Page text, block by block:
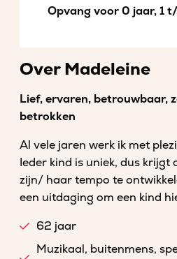
Opvang voor 0 jaar, 1
Over Madeleine
Lief, ervaren, betrouwbaar,
betrokken
Al vele jaren werk ik met
Ieder kind is uniek, dus krijgt
zijn/ haar tempo te
een uitdaging om een kind
62 jaar
Muzikaal, buitenmens,